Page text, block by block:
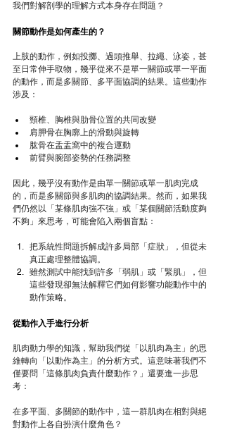
我們對解剖學的理解方式本身存在問題？
關節動作是如何產生的？
上肢的動作，例如投擲、過頭推舉、拉繩、泳姿，甚
至日常伸手取物，幾乎從來不是單一關節或單一平面
的動作，而是多關節、多平面協調的結果。這些動作
涉及：
頸椎、胸椎與肋骨位置的共同改變
肩胛骨在胸廓上的滑動與旋轉
肱骨在盂盂窩中的複合運動
前臂與腕部姿勢的任務調整
因此，幾乎沒有動作是由單一關節或單一肌肉完成
的，而是多關節與多肌肉的協調結果。然而，如果我
們仍然以「某條肌肉強不強」或「某個關節活動度夠
不夠」來思考，可能會陷入兩個盲點：
把系統性問題拆解成許多局部「症狀」，但從未
真正處理整體協調。
雖然測試中能找到許多「弱肌」或「緊肌」，但
這些發現卻無法解釋它們如何影響功能動作中的
動作策略。
從動作入手進行分析
肌肉動力學的知識，幫助我們從「以肌肉為主」的思
維轉向「以動作為主」的分析方式。這意味著我們不
僅要問「這條肌肉負責什麼動作？」還要進一步思
考：
在多平面、多關節的動作中，這一群肌肉在相對與絕
對動作上各自扮演什麼角色？